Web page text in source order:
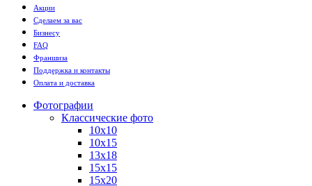
Акции
Сделаем за вас
Бизнесу
FAQ
Франшиза
Поддержка и контакты
Оплата и доставка
Фотографии
Классические фото
10х10
10х15
13х18
15х15
15х20